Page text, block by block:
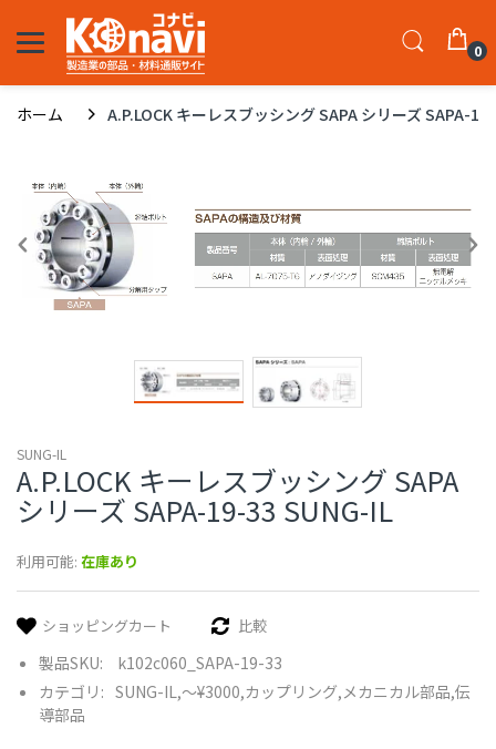
0
ホーム A.P.LOCK キーレスブッシング SAPA シリーズ SAPA-
SUNG-IL
A.P.LOCK キーレスブッシング SAPA
シリーズ SAPA-19-33 SUNG-IL
利用可能: 在庫あり
ショッピングカート 比較
製品SKU:
k102c060_SAPA-19-33
カテゴリ: SUNG-IL,〜¥3000,カップリング, メカニカル部品,伝
導部品